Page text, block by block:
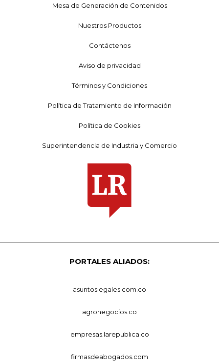
Mesa de Generación de Contenidos
Nuestros Productos
Contáctenos
Aviso de privacidad
Términos y Condiciones
Política de Tratamiento de Información
Política de Cookies
Superintendencia de Industria y Comercio
PORTALES ALIADOS:
asuntoslegales.com.co
agronegocios.co
empresas.larepublica.co
firmasdeabogados.com